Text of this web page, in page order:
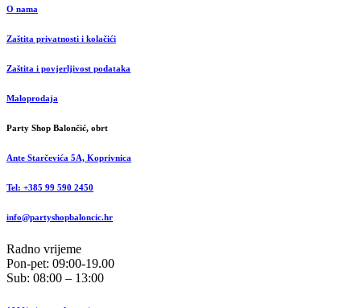
O nama
Zaštita privatnosti i kolačići
Zaštita i povjerljivost podataka
Maloprodaja
Party Shop Balončić, obrt
Ante Starčevića 5A, Koprivnica
Tel: +385 99 590 2450
info@partyshopbaloncic.hr
Radno vrijeme
Pon-pet: 09:00-19.00
Sub: 08:00 – 13:00